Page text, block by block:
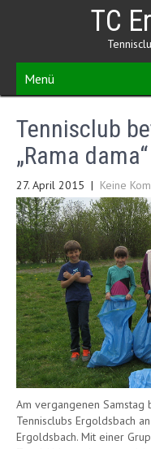
TC
Menü
Tennisclub
„Rama dama“
27. April 2015 | Keine
Am vergangenen
Tennisclubs Ergoldsbach
Ergoldsbach. Mit einer